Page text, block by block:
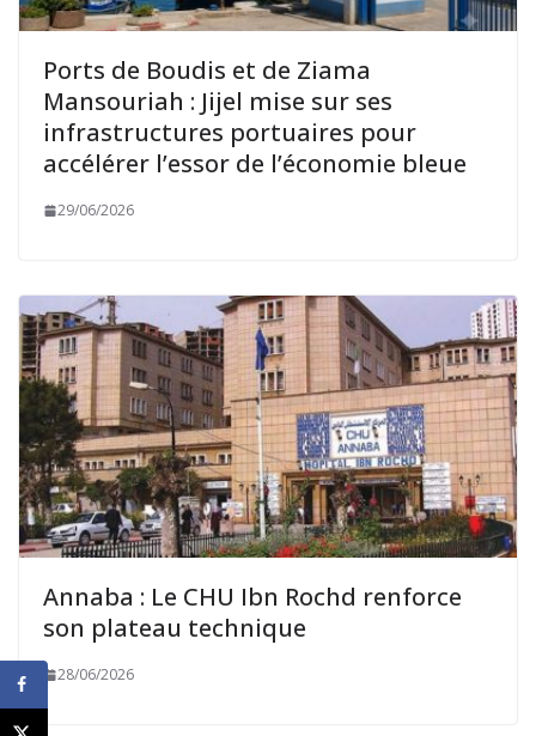
Ports de Boudis et de Ziama
Mansouriah : Jijel mise sur ses
infrastructures portuaires pour
accélérer l’essor de l’économie bleue
29/06/2026
Annaba : Le CHU Ibn Rochd renforce
son plateau technique
28/06/2026